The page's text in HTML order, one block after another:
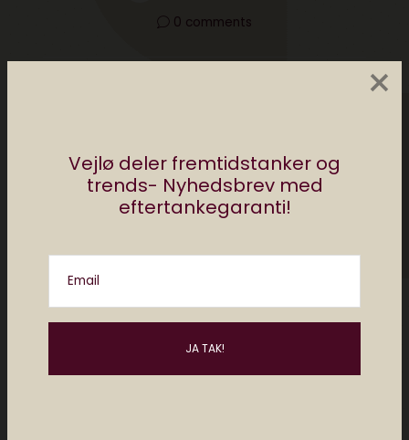
Vejlø deler fremtidstanker og
trends- Nyhedsbrev med
eftertankegaranti!
Email
×
0 comments
Christiane er direktør for Elektronista Media
digital kultur, digitalt content og forholdet
mellem mennesker og teknologi. Christiane